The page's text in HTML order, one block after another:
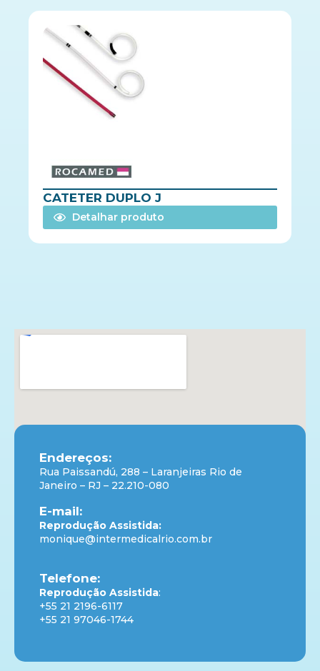
CATETER DUPLO J
Detalhar produto
Endereços:
Rua Paissandú, 288 – Laranjeiras Rio de
Janeiro – RJ – 22.210-080
E-mail:
Reprodução Assistida:
monique@intermedicalrio.com.br
Telefone:
Reprodução Assistida:
+55 21 2196-6117
+55 21 97046-1744